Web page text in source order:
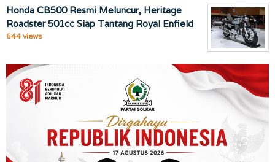
Honda CB500 Resmi Meluncur, Heritage
Roadster 501cc Siap Tantang Royal Enfield
644 views